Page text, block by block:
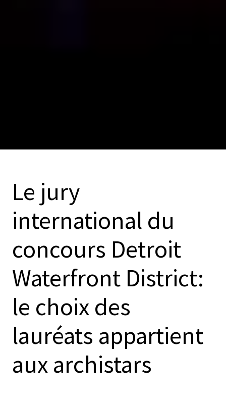
Le jury
international du
concours Detroit
Waterfront District:
le choix des
lauréats appartient
aux archistars